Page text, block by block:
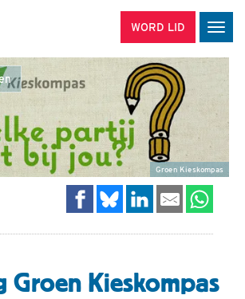
WORD LID
Groen Kieskompas
Groen Kieskompas